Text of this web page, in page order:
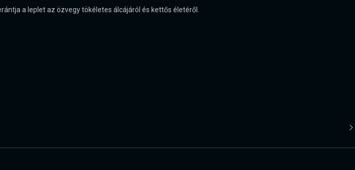
a leplet az özvegy tökéletes álcájáról és kettős életéről.